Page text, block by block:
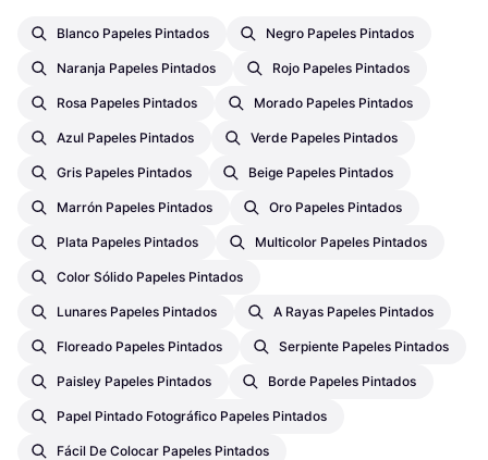
Blanco Papeles Pintados Negro Papeles Pintados
Naranja Papeles Pintados Rojo Papeles Pintados
Rosa Papeles Pintados Morado Papeles Pintados
Azul Papeles Pintados Verde Papeles Pintados
Gris Papeles Pintados Beige Papeles Pintados
Marrón Papeles Pintados Oro Papeles Pintados
Plata Papeles Pintados Multicolor Papeles Pintados
Color Sólido Papeles Pintados
Lunares Papeles Pintados A Rayas Papeles Pintados
Floreado Papeles Pintados Serpiente Papeles Pintados
Paisley Papeles Pintados Borde Papeles Pintados
Papel Pintado Fotográfico Papeles Pintados
Fácil De Colocar Papeles Pintados